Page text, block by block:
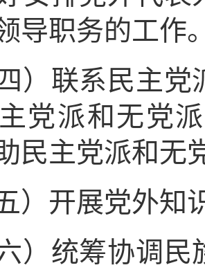
导职务的工作
联系民主党
党派和无党
民主党派和无
开展党外知
统筹协调民